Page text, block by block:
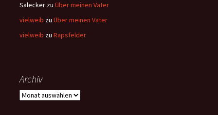
Salecker zu Über meinen Vater
vielweib zu Über meinen Vater
vielweib zu Rapsfelder
Archiv
Archiv